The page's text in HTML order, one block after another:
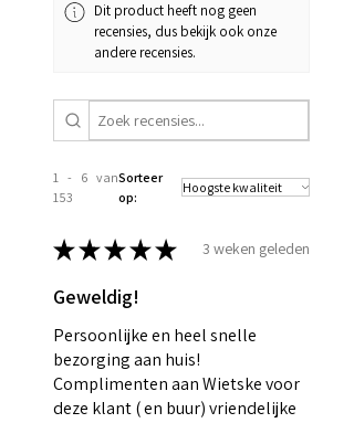
Dit product heeft nog geen
recensies, dus bekijk ook onze
andere recensies.
1 - 6 van
153
Sorteer
op:
★★★★★ 3 weken geleden
Geweldig!
Persoonlijke en heel snelle
bezorging aan huis!
Complimenten aan Wietske voor
deze klant ( en buur) vriendelijke